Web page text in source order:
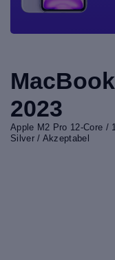
2023
Apple M2 Pro 12-Core /
Silver / Akzeptabel